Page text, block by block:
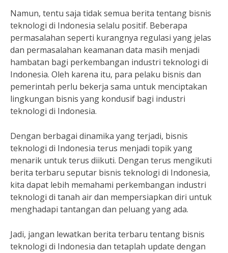
Namun, tentu saja tidak semua berita tentang bisnis
teknologi di Indonesia selalu positif. Beberapa
permasalahan seperti kurangnya regulasi yang jelas
dan permasalahan keamanan data masih menjadi
hambatan bagi perkembangan industri teknologi di
Indonesia. Oleh karena itu, para pelaku bisnis dan
pemerintah perlu bekerja sama untuk menciptakan
lingkungan bisnis yang kondusif bagi industri
teknologi di Indonesia.
Dengan berbagai dinamika yang terjadi, bisnis
teknologi di Indonesia terus menjadi topik yang
menarik untuk terus diikuti. Dengan terus mengikuti
berita terbaru seputar bisnis teknologi di Indonesia,
kita dapat lebih memahami perkembangan industri
teknologi di tanah air dan mempersiapkan diri untuk
menghadapi tantangan dan peluang yang ada.
Jadi, jangan lewatkan berita terbaru tentang bisnis
teknologi di Indonesia dan tetaplah update dengan